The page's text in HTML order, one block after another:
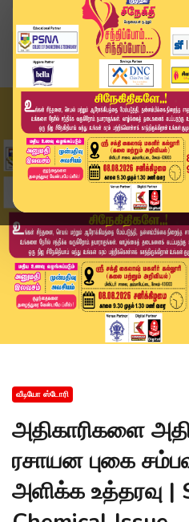
Home
வீடியோ ஸ்டோரி
அதிகாரிகளை அதிரவைத்த
வீடியோ ஸ்டோரி
அதிகாரிகளை
ரசாயன புகை
அளிக்க உத்தரவு |